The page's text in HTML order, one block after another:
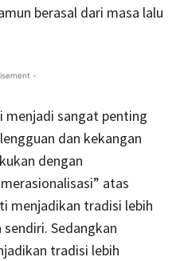
berasal dari masa lalu
-
sangat penting
dan kekangan
dengan
atas
menjadikan tradisi lebih
Sedangkan
tradisi lebih